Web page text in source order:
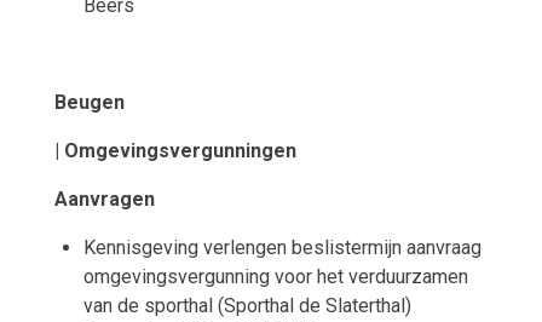
Beers
Beugen
| Omgevingsvergunningen
Aanvragen
Kennisgeving verlengen beslistermijn aanvraag
omgevingsvergunning voor het verduurzamen
van de sporthal (Sporthal de Slaterthal)